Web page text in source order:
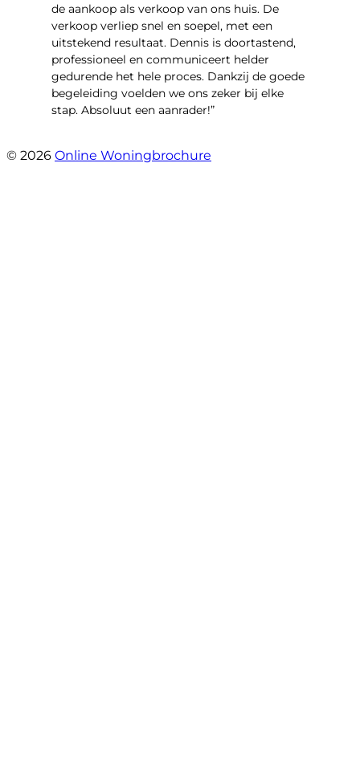
de aankoop als verkoop van ons huis. De
verkoop verliep snel en soepel, met een
uitstekend resultaat. Dennis is doortastend,
professioneel en communiceert helder
gedurende het hele proces. Dankzij de goede
begeleiding voelden we ons zeker bij elke
stap. Absoluut een aanrader!”
© 2026 Online Woningbrochure